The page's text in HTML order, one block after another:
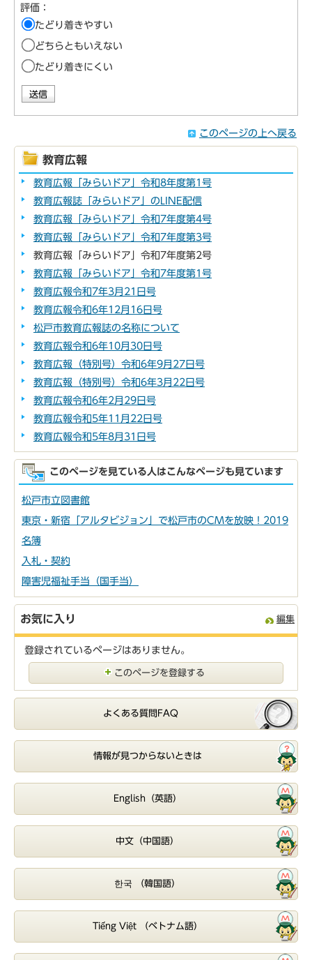
評価：
たどり着きやすい
どちらともいえない
たどり着きにくい
このページの上へ戻る
教育広報
教育広報「みらいドア」令和8年度第1号
教育広報誌「みらいドア」のLINE配信
教育広報「みらいドア」令和7年度第4号
教育広報「みらいドア」令和7年度第3号
教育広報「みらいドア」令和7年度第2号
教育広報「みらいドア」令和7年度第1号
教育広報令和7年3月21日号
教育広報令和6年12月16日号
松戸市教育広報誌の名称について
教育広報令和6年10月30日号
教育広報（特別号）令和6年9月27日号
教育広報（特別号）令和6年3月22日号
教育広報令和6年2月29日号
教育広報令和5年11月22日号
教育広報令和5年8月31日号
このページを見ている人はこんなページも見ています
松戸市立図書館
東京・新宿「アルタビジョン」で松戸市のCMを放映！2019
名簿
入札・契約
障害児福祉手当（国手当）
お気に入り 編集
登録されているページはありません。
このページを登録する
よくある質問FAQ
情報が見つからないときは
English（英語）
中文（中国語）
한국 （韓国語）
Tiếng Việt （ベトナム語）